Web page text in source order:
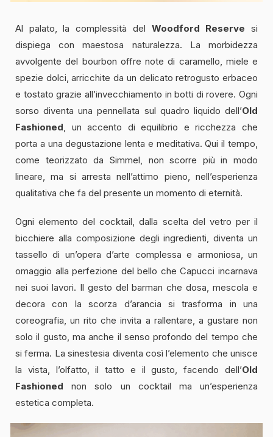
Al palato, la complessità del Woodford Reserve si
dispiega con maestosa naturalezza. La morbidezza
avvolgente del bourbon offre note di caramello, miele e
spezie dolci, arricchite da un delicato retrogusto erbaceo
e tostato grazie all’invecchiamento in botti di rovere. Ogni
sorso diventa una pennellata sul quadro liquido dell’Old
Fashioned, un accento di equilibrio e ricchezza che
porta a una degustazione lenta e meditativa. Qui il tempo,
come teorizzato da Simmel, non scorre più in modo
lineare, ma si arresta nell’attimo pieno, nell’esperienza
qualitativa che fa del presente un momento di eternità.
Ogni elemento del cocktail, dalla scelta del vetro per il
bicchiere alla composizione degli ingredienti, diventa un
tassello di un’opera d’arte complessa e armoniosa, un
omaggio alla perfezione del bello che Capucci incarnava
nei suoi lavori. Il gesto del barman che dosa, mescola e
decora con la scorza d’arancia si trasforma in una
coreografia, un rito che invita a rallentare, a gustare non
solo il gusto, ma anche il senso profondo del tempo che
si ferma. La sinestesia diventa così l’elemento che unisce
la vista, l’olfatto, il tatto e il gusto, facendo dell’Old
Fashioned non solo un cocktail ma un’esperienza
estetica completa.